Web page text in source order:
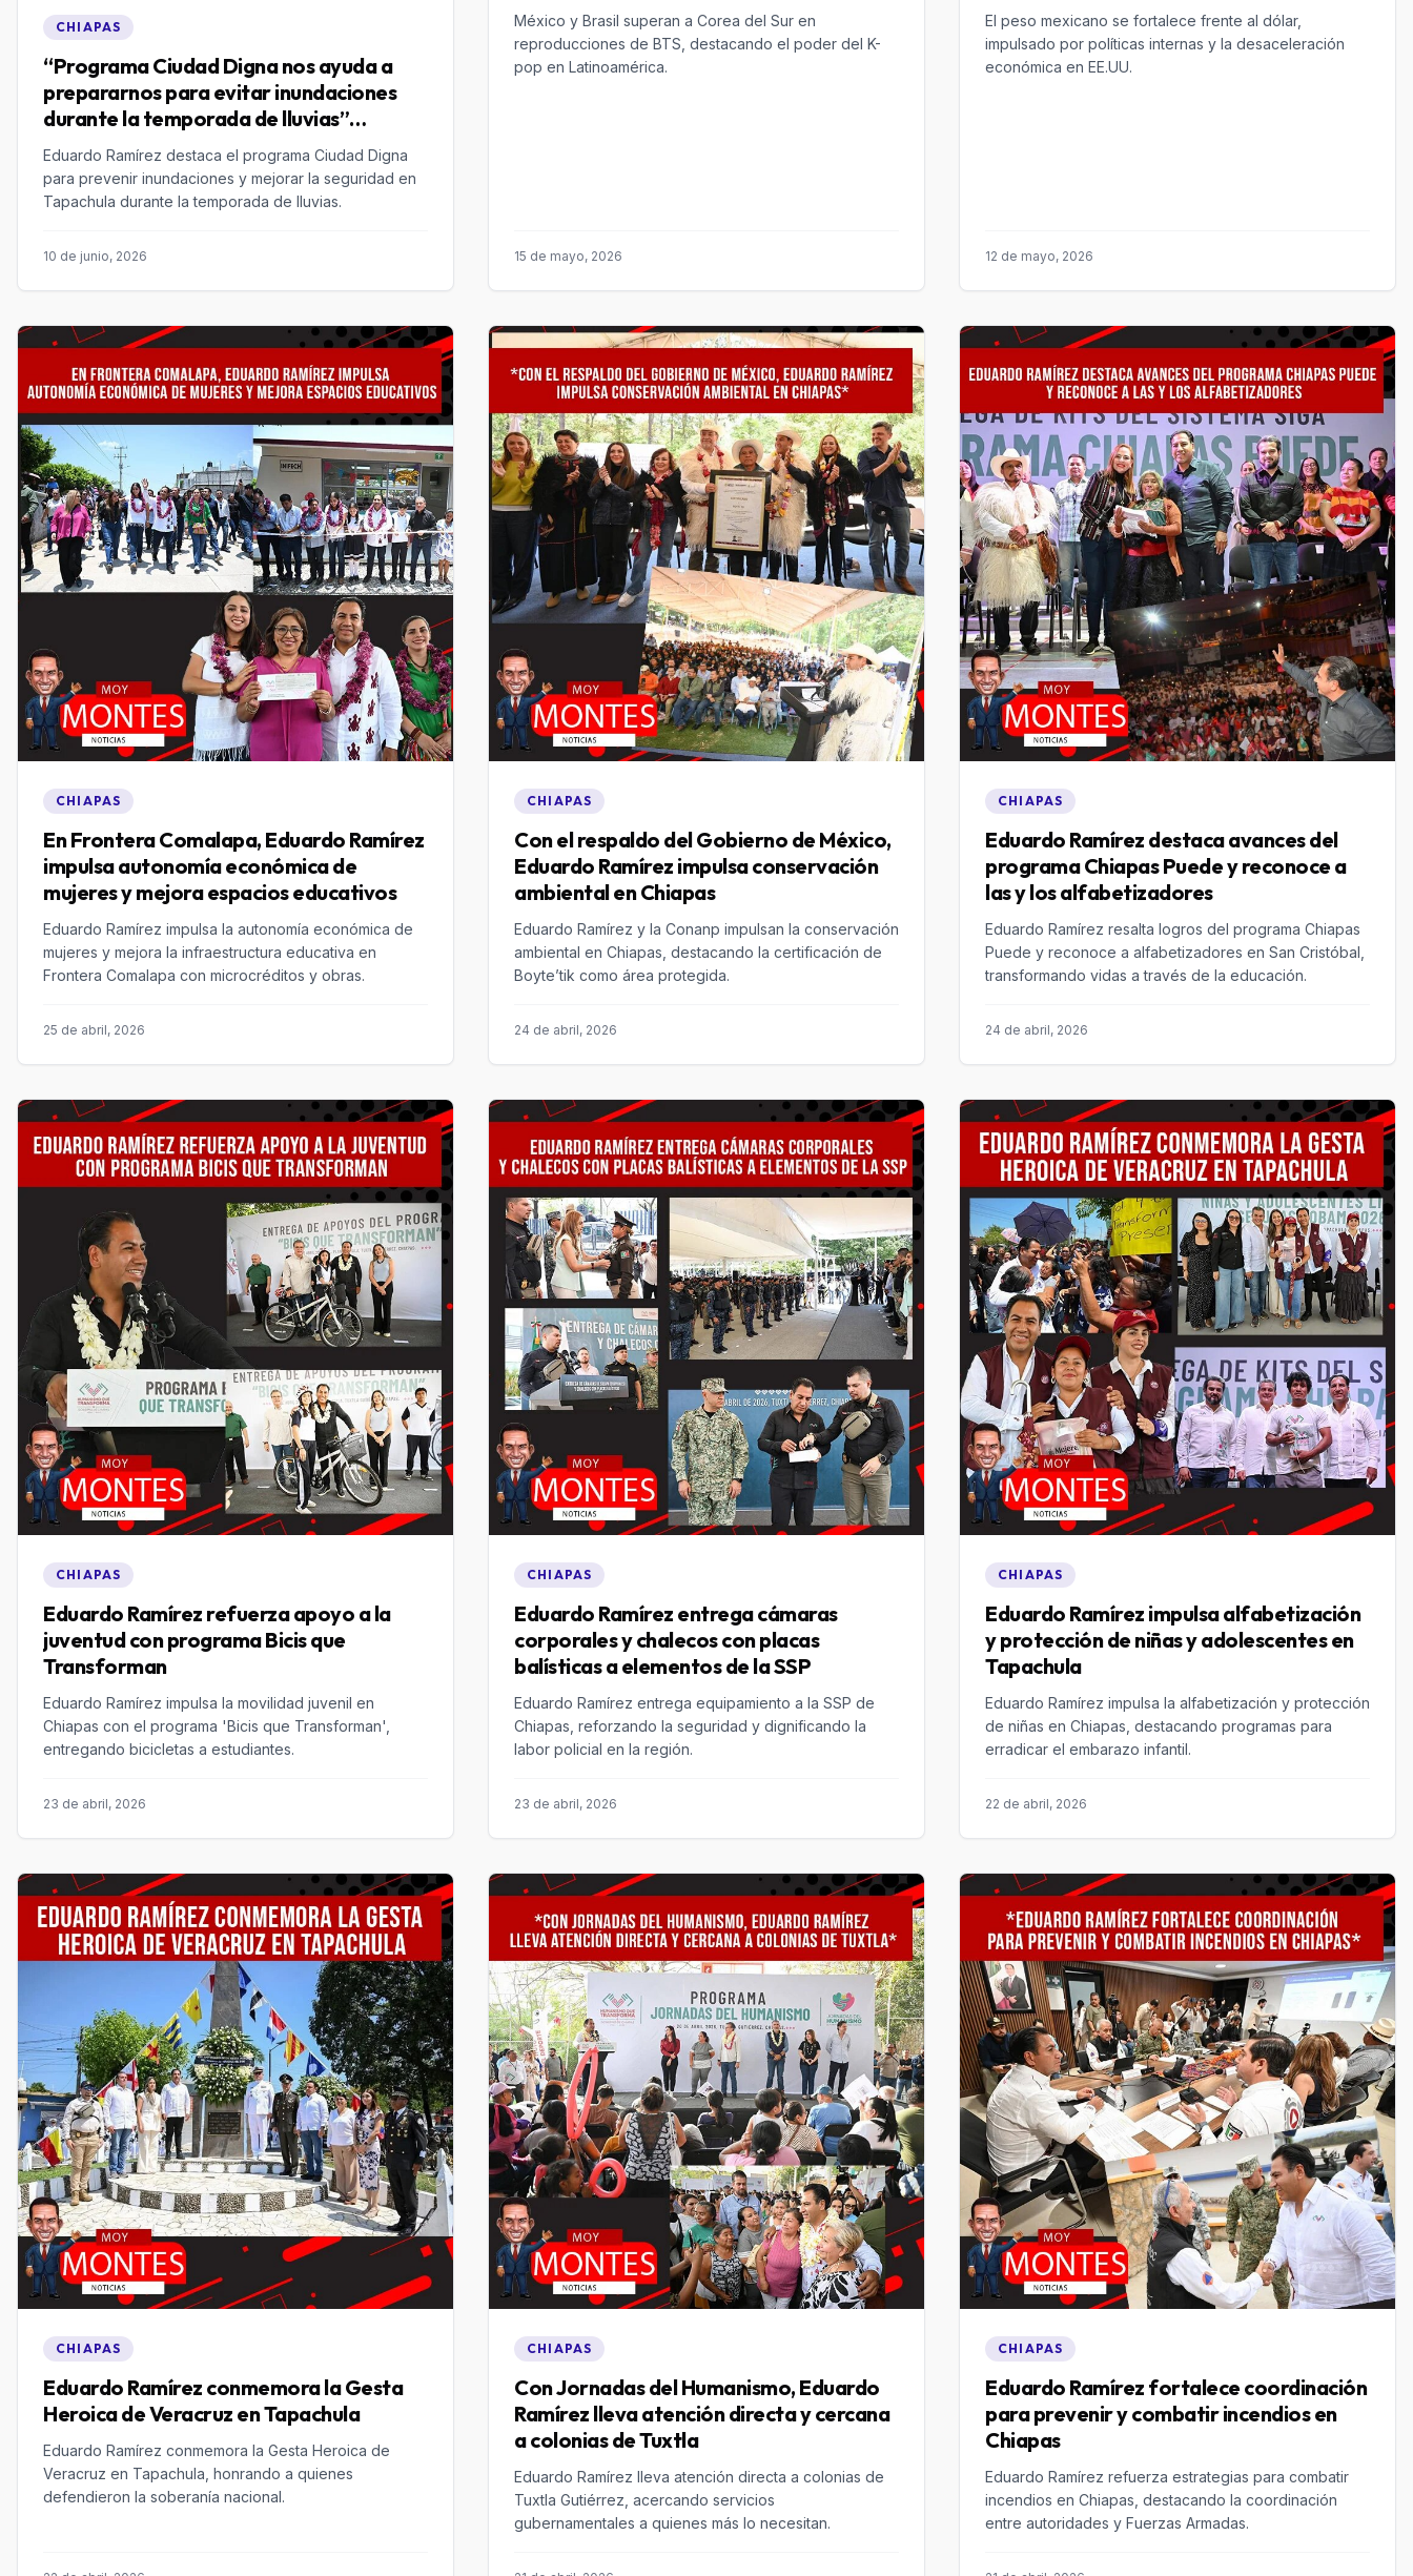
CHIAPAS
“Programa Ciudad Digna nos ayuda a
prepararnos para evitar inundaciones
durante la temporada de lluvias”
Eduardo Ramírez destaca el programa Ciudad Digna
para prevenir inundaciones y mejorar la seguridad en
Tapachula durante la temporada de lluvias.
10 de junio, 2026
México y Brasil superan a Corea del Sur en
reproducciones de BTS, destacando el poder del K-
pop en Latinoamérica.
15 de mayo, 2026
El peso mexicano se fortalece frente al dólar,
impulsado por políticas internas y la desaceleración
económica en EE.UU.
12 de mayo, 2026
CHIAPAS
En Frontera Comalapa, Eduardo Ramírez
impulsa autonomía económica de
mujeres y mejora espacios educativos
Eduardo Ramírez impulsa la autonomía económica de
mujeres y mejora la infraestructura educativa en
Frontera Comalapa con microcréditos y obras.
25 de abril, 2026
CHIAPAS
Con el respaldo del Gobierno de México,
Eduardo Ramírez impulsa conservación
ambiental en Chiapas
Eduardo Ramírez y la Conanp impulsan la conservación
ambiental en Chiapas, destacando la certificación de
Boyte’tik como área protegida.
24 de abril, 2026
CHIAPAS
Eduardo Ramírez destaca avances del
programa Chiapas Puede y reconoce a
Eduardo Ramírez resalta logros del programa Chiapas
Puede y reconoce a alfabetizadores en San Cristóbal,
transformando vidas a través de la educación.
24 de abril, 2026
CHIAPAS
Eduardo Ramírez refuerza apoyo a la
juventud con programa Bicis que
Transforman
Eduardo Ramírez impulsa la movilidad juvenil en
Chiapas con el programa 'Bicis que Transforman',
entregando bicicletas a estudiantes.
23 de abril, 2026
CHIAPAS
Eduardo Ramírez entrega cámaras
corporales y chalecos con placas
balísticas a elementos de la SSP
Eduardo Ramírez entrega equipamiento a la SSP de
Chiapas, reforzando la seguridad y dignificando la
labor policial en la región.
23 de abril, 2026
CHIAPAS
Eduardo Ramírez impulsa alfabetización
y protección de niñas y adolescentes en
Tapachula
Eduardo Ramírez impulsa la alfabetización y protección
de niñas en Chiapas, destacando programas para
erradicar el embarazo infantil.
22 de abril, 2026
CHIAPAS
Eduardo Ramírez conmemora la Gesta
Eduardo Ramírez conmemora la Gesta Heroica de
Veracruz en Tapachula, honrando a quienes
defendieron la soberanía nacional.
CHIAPAS
Con Jornadas del Humanismo, Eduardo
Ramírez lleva atención directa y cercana
a colonias de Tuxtla
Eduardo Ramírez lleva atención directa a colonias de
Tuxtla Gutiérrez, acercando servicios
gubernamentales a quienes más lo necesitan.
CHIAPAS
Eduardo Ramírez fortalece coordinación
para prevenir y combatir incendios en
Chiapas
Eduardo Ramírez refuerza estrategias para combatir
incendios en Chiapas, destacando la coordinación
entre autoridades y Fuerzas Armadas.